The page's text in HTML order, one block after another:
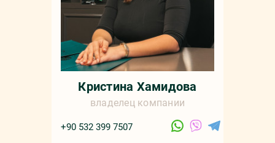
Кристина Хамидова
владелец компании
+90 532 399 7507